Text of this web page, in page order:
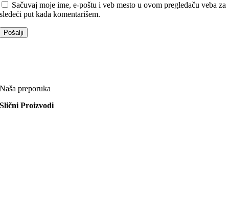
Sačuvaj moje ime, e-poštu i veb mesto u ovom pregledaču veba za
sledeći put kada komentarišem.
Naša preporuka
Slični Proizvodi